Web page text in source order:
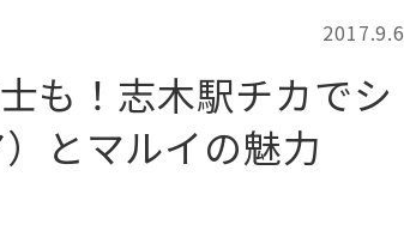
2017.9.6
も！志木駅チカでシ
とマルイの魅力